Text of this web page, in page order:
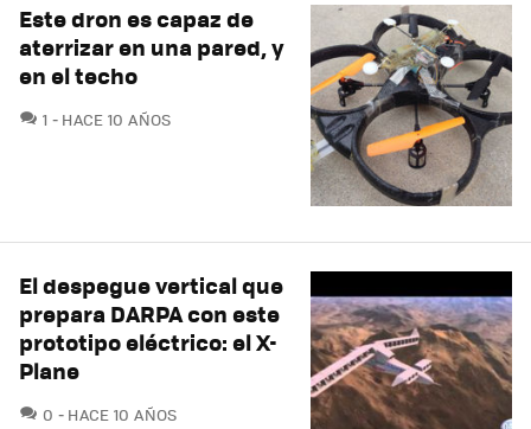
Este dron es capaz de
aterrizar en una pared, y
en el techo
1 COMENTARIOS
HACE 10 AÑOS
El despegue vertical que
prepara DARPA con este
prototipo eléctrico: el X-
Plane
0 COMENTARIOS
HACE 10 AÑOS